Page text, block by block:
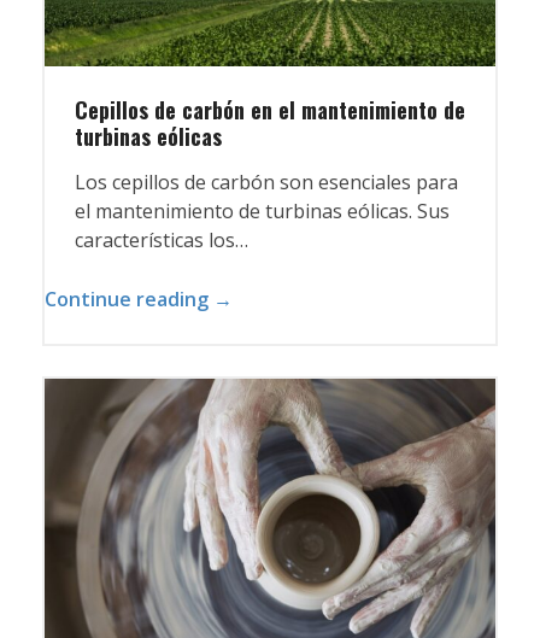
Cepillos de carbón en el mantenimiento de
turbinas eólicas
Los cepillos de carbón son esenciales para
el mantenimiento de turbinas eólicas. Sus
características los…
Continue reading →